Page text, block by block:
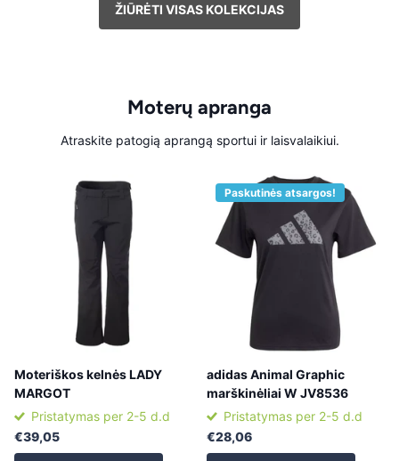
ŽIŪRĖTI VISAS KOLEKCIJAS
Moterų apranga
Atraskite patogią aprangą sportui ir laisvalaikiui.
Moteriškos kelnės LADY
MARGOT
Pristatymas per 2-5 d.d
€39,05
Paskutinės atsargos!
adidas Animal Graphic
marškinėliai W JV8536
Pristatymas per 2-5 d.d
€28,06